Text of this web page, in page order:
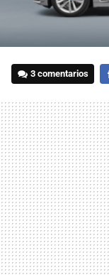
3 comentarios